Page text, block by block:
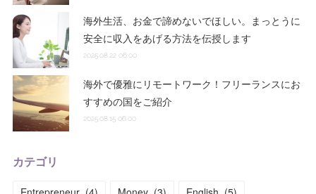
海外生活、お金で諦めないでほしい。まっとうに
安全に収入をあげる方法を伝授します
2025.08.22 06:00
海外で優雅にリモートワーク！フリーランスにお
すすめの国をご紹介
2025.08.15 06:00
カテゴリ